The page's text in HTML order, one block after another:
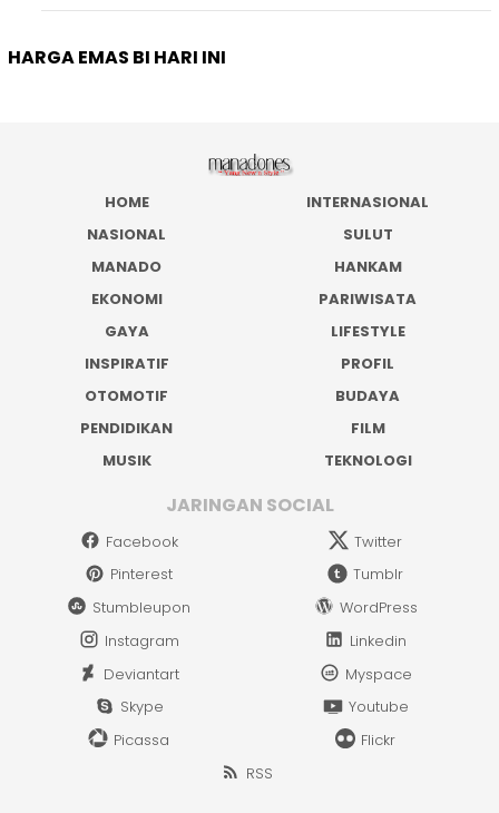
HARGA EMAS BI HARI INI
HOME
INTERNASIONAL
NASIONAL
SULUT
MANADO
HANKAM
EKONOMI
PARIWISATA
GAYA
LIFESTYLE
INSPIRATIF
PROFIL
OTOMOTIF
BUDAYA
PENDIDIKAN
FILM
MUSIK
TEKNOLOGI
JARINGAN SOCIAL
Facebook
Twitter
Pinterest
Tumblr
Stumbleupon
WordPress
Instagram
Linkedin
Deviantart
Myspace
Skype
Youtube
Picassa
Flickr
RSS